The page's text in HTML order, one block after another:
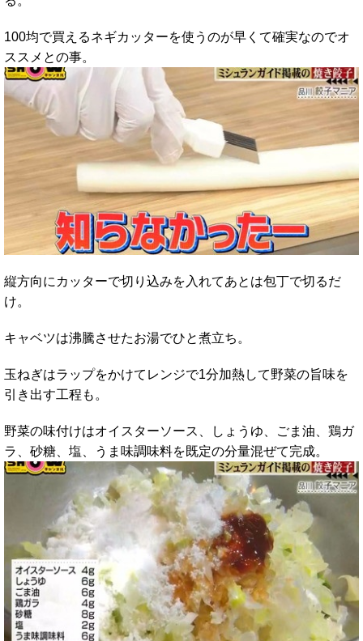
100均で買えるネギカッターを使うのが早くて確実なのでオ
ススメとの事。
縦方向にカッターで切り込みを入れてあとは包丁で切るだ
け。
キャベツは沸騰させたお湯でひと煮立ち。
玉ねぎはラップをかけてレンジで1分加熱して野菜の旨味を
引き出す工程も。
野菜の味付けはオイスターソース、しょうゆ、ごま油、鶏ガ
ラ、砂糖、塩、うま味調味料を既定の分量混ぜて完成。